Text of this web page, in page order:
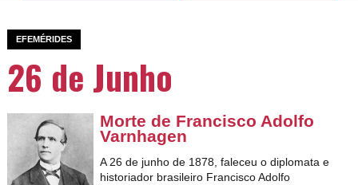
EFEMÉRIDES
26 de Junho
Morte de Francisco Adolfo
Varnhagen
A 26 de junho de 1878, faleceu o diplomata e
historiador brasileiro Francisco Adolfo